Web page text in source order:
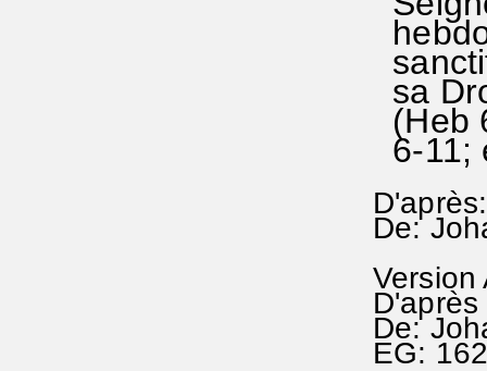
sa
(Heb
6-11;
De:
Version
De:
EG: